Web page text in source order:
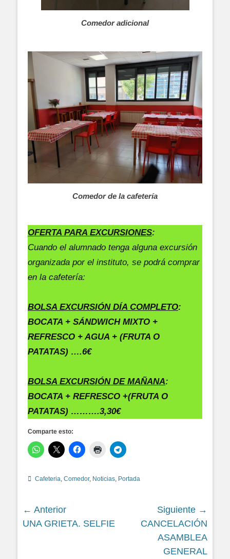
Comedor adicional
Comedor de la cafetería
OFERTA PARA EXCURSIONES:
Cuando el alumnado tenga alguna excursión
organizada por el instituto, se podrá comprar
en la cafetería:
BOLSA EXCURSIÓN DÍA COMPLETO:
BOCATA + SÁNDWICH MIXTO +
REFRESCO + AGUA + (FRUTA O
PATATAS) ….6€
BOLSA EXCURSIÓN DE MAÑANA:
BOCATA + REFRESCO +(FRUTA O
PATATAS) ……….3,30€
Comparte esto:
Categorías
Cafeteria Comedor, Noticias Portada
Navegación
de
← Anterior
Siguiente
UNA GRIETA. SELFIE
Siguiente →
SiguienteCANCELACIÓN
ASAMBLEA
GENERAL